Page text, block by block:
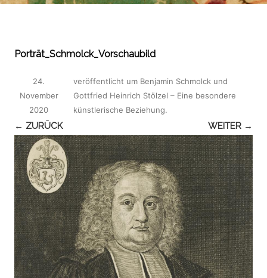
Porträt_Schmolck_Vorschaubild
veröffentlicht
24.
November
2020
um Benjamin Schmolck und
Gottfried Heinrich Stölzel – Eine besondere
künstlerische Beziehung.
← ZURÜCK WEITER →